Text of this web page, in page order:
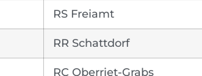
RS Freiamt
RR Schattdorf
RC Oberriet-Grabs